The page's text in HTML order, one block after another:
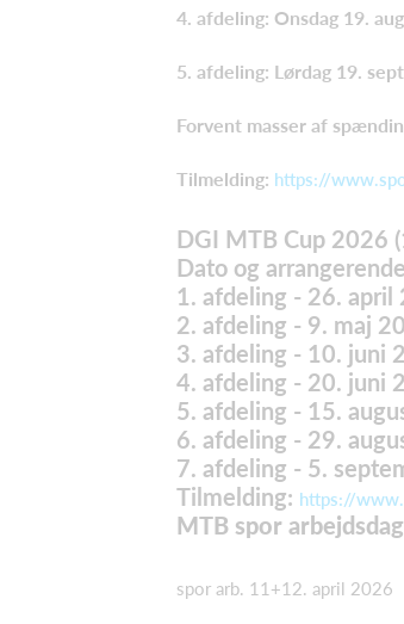
4. afdeling: Onsdag 19.
5. afdeling: Lørdag 19.
Forvent masser af
Tilmelding: https://
DGI MTB Cup 2026
Dato og
1. afdeling - 26. april
2. afdeling - 9. maj
3. afdeling - 10. juni
4. afdeling - 20. juni
5. afdeling - 15.
6. afdeling - 29.
7. afdeling - 5.
Tilmelding: https://
MTB spor
spor arb. 11+12. april 2026